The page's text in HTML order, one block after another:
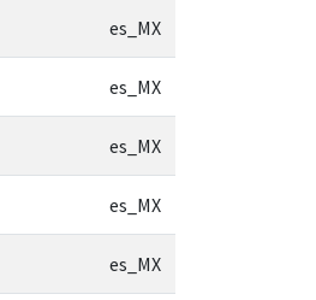
es_MX
es_MX
es_MX
es_MX
es_MX